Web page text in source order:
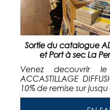
Sortie du catalogue
et Port à sec La
Venez decouvrir
ACCASTILLAGE
10% de remise sur